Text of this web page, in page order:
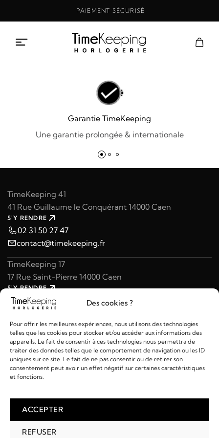
Des cookies ?
Pour offrir les meilleures expériences, nous utilisons des technologies
telles que les cookies pour stocker et/ou accéder aux informations des
appareils. Le fait de consentir à ces technologies nous permettra de
traiter des données telles que le comportement de navigation ou les ID
uniques sur ce site. Le fait de ne pas consentir ou de retirer son
consentement peut avoir un effet négatif sur certaines caractéristiques
et fonctions.
ACCEPTER
REFUSER
PAIEMENT SÉCURISÉ
Garantie TimeKeeping
Une garantie prolongée & internationale
TimeKeeping 41
41 Rue Guillaume le Conquérant 14000 Caen
S'Y RENDRE
02 31 50 27 47
contact@timekeeping.fr
TimeKeeping 17
17 Rue Saint-Pierre 14000 Caen
S'Y RENDRE
02 31 47 49 97
contact@timekeeping.fr
Liens utiles
2026 © TIMEKEEPING - Réalisé par